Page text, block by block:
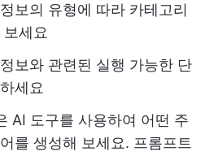
보의 유형에 따라 카테고리
세요
보와 관련된 실행 가능한 단
세요
AI 도구를 사용하여 어떤 주
를 생성해 보세요. 프롬프트